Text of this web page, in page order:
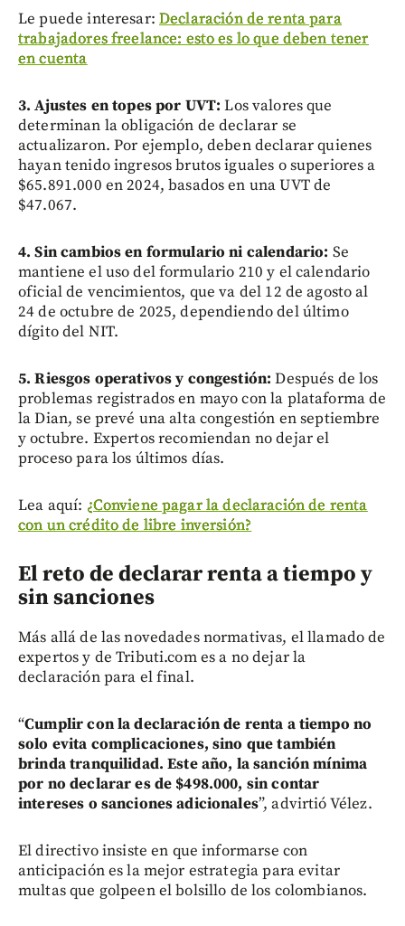
Le puede interesar: Declaración de renta para
trabajadores freelance: esto es lo que deben tener
en cuenta
3. Ajustes en topes por UVT: Los valores que
determinan la obligación de declarar se
actualizaron. Por ejemplo, deben declarar quienes
hayan tenido ingresos brutos iguales o superiores a
$65.891.000 en 2024, basados en una UVT de
$47.067.
4. Sin cambios en formulario ni calendario: Se
mantiene el uso del formulario 210 y el calendario
oficial de vencimientos, que va del 12 de agosto al
24 de octubre de 2025, dependiendo del último
dígito del NIT.
5. Riesgos operativos y congestión: Después de los
problemas registrados en mayo con la plataforma de
la Dian, se prevé una alta congestión en septiembre
y octubre. Expertos recomiendan no dejar el
proceso para los últimos días.
Lea aquí: ¿Conviene pagar la declaración de renta
con un crédito de libre inversión?
El reto de declarar renta a tiempo y
sin sanciones
Más allá de las novedades normativas, el llamado de
expertos y de Tributi.com es a no dejar la
declaración para el final.
“Cumplir con la declaración de renta a tiempo no
solo evita complicaciones, sino que también
brinda tranquilidad. Este año, la sanción mínima
por no declarar es de $498.000, sin contar
intereses o sanciones adicionales”, advirtió Vélez.
El directivo insiste en que informarse con
anticipación es la mejor estrategia para evitar
multas que golpeen el bolsillo de los colombianos.